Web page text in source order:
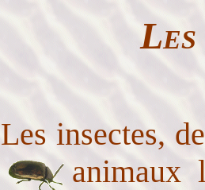
Les insectes,
animaux